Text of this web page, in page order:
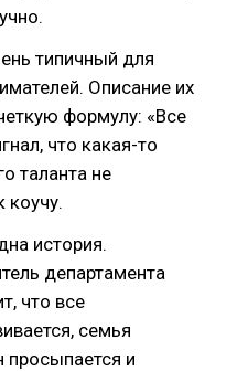
типичный для
Описание их
формулу: «Все
что какая-то
таланта не
коучу.
история.
департамента
что все
семья
просыпается и